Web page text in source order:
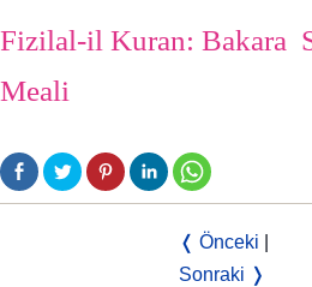
Fizilal-il Kuran: Bakara
Meali
❬ Önceki
Sonraki ❭